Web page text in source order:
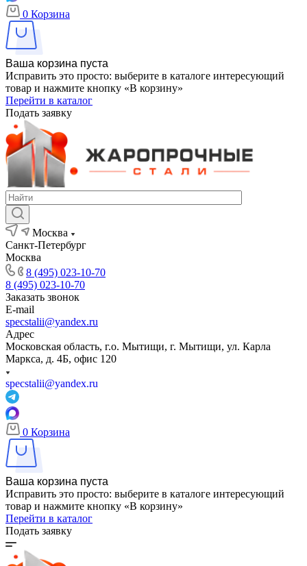
0 Корзина
Ваша корзина пуста
Исправить это просто: выберите в каталоге интересующий
товар и нажмите кнопку «В корзину»
Перейти в каталог
Подать заявку
Москва
Санкт-Петербург
Москва
8 (495) 023-10-70
8 (495) 023-10-70
Заказать звонок
E-mail
specstalii@yandex.ru
Адрес
Московская область, г.о. Мытищи, г. Мытищи, ул. Карла
Маркса, д. 4Б, офис 120
specstalii@yandex.ru
0 Корзина
Ваша корзина пуста
Исправить это просто: выберите в каталоге интересующий
товар и нажмите кнопку «В корзину»
Перейти в каталог
Подать заявку